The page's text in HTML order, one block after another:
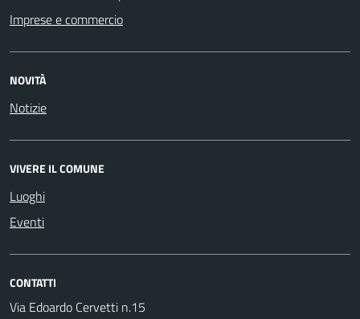
Imprese e commercio
NOVITÀ
Notizie
VIVERE IL COMUNE
Luoghi
Eventi
CONTATTI
Via Edoardo Cervetti n.15